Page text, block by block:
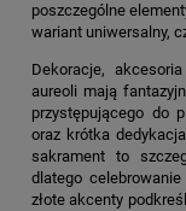
poszczególne
wariant uniwersalny,
Dekoracje,
aureoli mają
przystępującego do
oraz krótka
sakrament to
dlatego
złote akcenty